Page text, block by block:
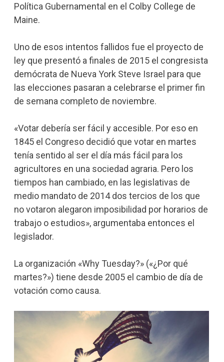
Política Gubernamental en el Colby College de
Maine.
Uno de esos intentos fallidos fue el proyecto de
ley que presentó a finales de 2015 el congresista
demócrata de Nueva York Steve Israel para que
las elecciones pasaran a celebrarse el primer fin
de semana completo de noviembre.
«Votar debería ser fácil y accesible. Por eso en
1845 el Congreso decidió que votar en martes
tenía sentido al ser el día más fácil para los
agricultores en una sociedad agraria. Pero los
tiempos han cambiado, en las legislativas de
medio mandato de 2014 dos tercios de los que
no votaron alegaron imposibilidad por horarios de
trabajo o estudios», argumentaba entonces el
legislador.
La organización «Why Tuesday?» («¿Por qué
martes?») tiene desde 2005 el cambio de día de
votación como causa.